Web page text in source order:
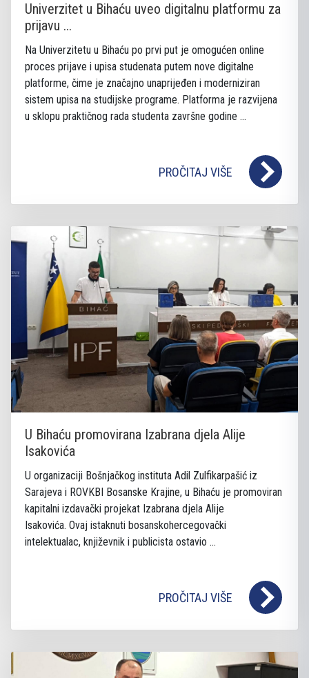
Univerzitet u Bihaću uveo digitalnu platformu za
prijavu ...
Na Univerzitetu u Bihaću po prvi put je omogućen online
proces prijave i upisa studenata putem nove digitalne
platforme, čime je značajno unaprijeđen i moderniziran
sistem upisa na studijske programe. Platforma je razvijena
u sklopu praktičnog rada studenta završne godine ...
PROČITAJ VIŠE
U Bihaću promovirana Izabrana djela Alije
Isakovića
U organizaciji Bošnjačkog instituta Adil Zulfikarpašić iz
Sarajeva i ROVKBI Bosanske Krajine, u Bihaću je promoviran
kapitalni izdavački projekat Izabrana djela Alije
Isakovića. Ovaj istaknuti bosanskohercegovački
intelektualac, književnik i publicista ostavio ...
PROČITAJ VIŠE